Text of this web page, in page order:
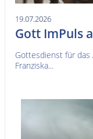
19.07.2026
Gott ImPuls
Gottesdienst für das
Franziska...